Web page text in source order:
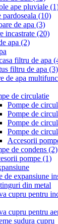
ape pluviale
pardoseala (10)
de apa (3)
incastrate (20)
apa (2)
filtru de apa
filtru de apa (3)
de apa
de circulatie
Pompe de
Pompe de
Pompe de
Pompe de
Accesorii
de condens (2)
pompe (1)
de expansiune
din metal
cupru pentru
cupru pentru
sudura cupru